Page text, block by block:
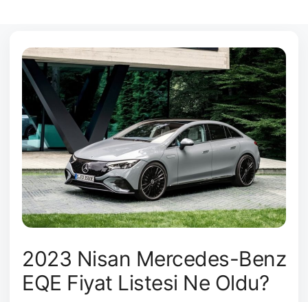
2023 Nisan Mercedes-Benz
EQE Fiyat Listesi Ne Oldu?